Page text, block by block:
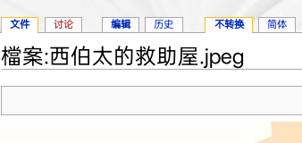
檔案:西伯太的救助屋.jpeg
文件 讨论 编辑 历史 不转换 简体